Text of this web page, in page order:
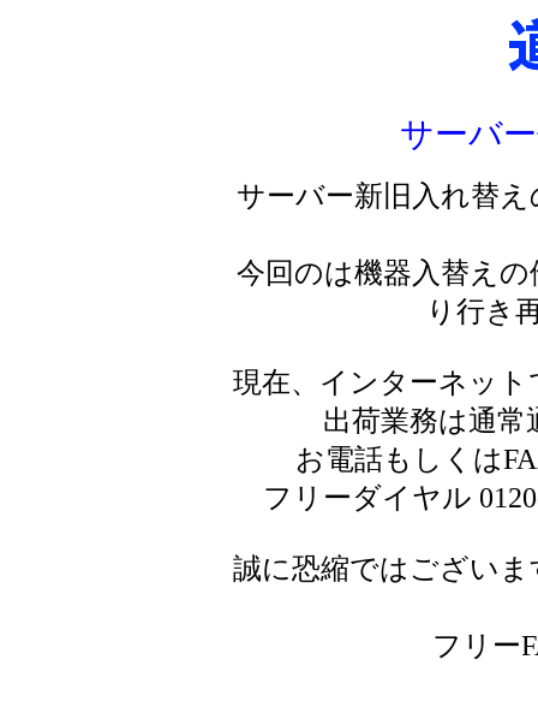
サーバ
サーバー新旧入れ替
今回のは機器入替え
り行き
現在、インターネッ
出荷業務は通
お電話もしくは
フリーダイヤル
誠に恐縮ではござい
フリー